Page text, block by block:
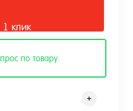
1 клик
по товару